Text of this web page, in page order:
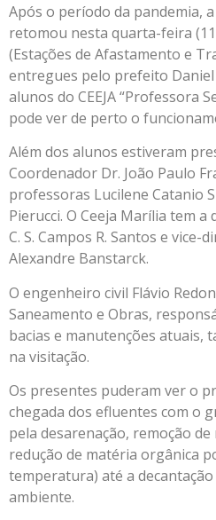
Após o período da pandemia,
retomou nesta quarta-feira
(Estações de Afastamento e
entregues pelo prefeito Daniel
alunos do CEEJA “Professora
pode ver de perto o
Além dos alunos estiveram
Coordenador Dr. João Paulo
professoras Lucilene Catanio
Pierucci. O Ceeja Marília tem a
C. S. Campos R. Santos e
Alexandre Banstarck.
O engenheiro civil Flávio
Saneamento e Obras,
bacias e manutenções atuais,
na visitação.
Os presentes puderam ver o
chegada dos efluentes com o
pela desarenação, remoção
redução de matéria orgânica
temperatura) até a
ambiente.